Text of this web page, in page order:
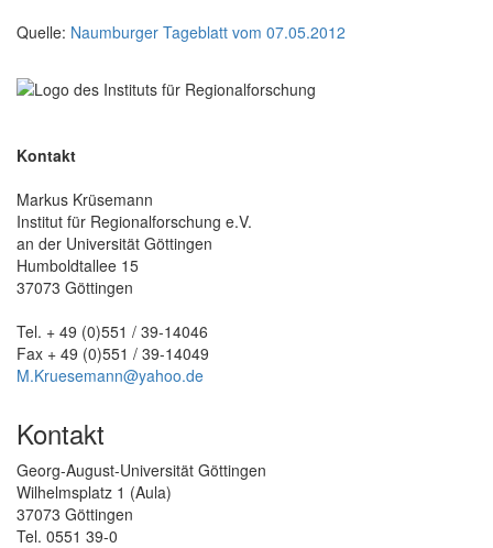
Quelle: Naumburger Tageblatt vom 07.05.2012
Kontakt
Markus Krüsemann
Institut für Regionalforschung e.V.
an der Universität Göttingen
Humboldtallee 15
37073 Göttingen
Tel. + 49 (0)551 / 39-14046
Fax + 49 (0)551 / 39-14049
M.Kruesemann@yahoo.de
Kontakt
Georg-August-Universität Göttingen
Wilhelmsplatz 1 (Aula)
37073 Göttingen
Tel. 0551 39-0